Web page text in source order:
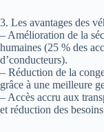
3. Les avantages des
– Amélioration de la
humaines (25 % des
d’conducteurs).
– Réduction de la
grâce à une meilleure
– Accès accru aux
et réduction des